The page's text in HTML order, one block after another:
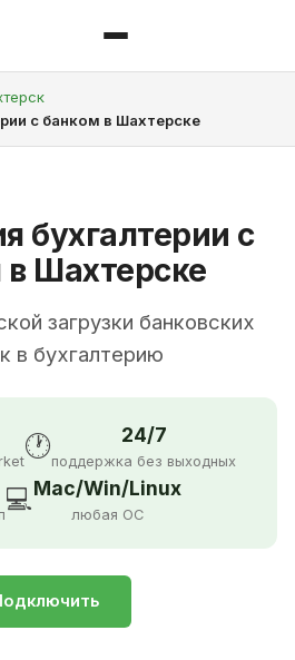
с банком в Шахтерске
бухгалтерии с
Шахтерске
загрузки банковских
в бухгалтерию
🕐 24/7
поддержка без выходных
💻Mac/Win/Linux
любая ОС